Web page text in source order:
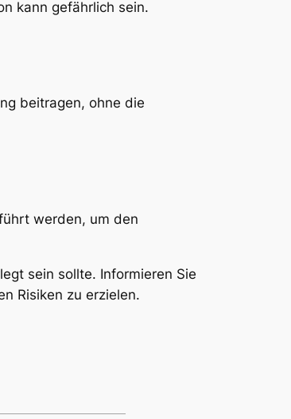
kann gefährlich sein.
beitragen, ohne die
werden, um den
sein sollte. Informieren Sie
Risiken zu erzielen.